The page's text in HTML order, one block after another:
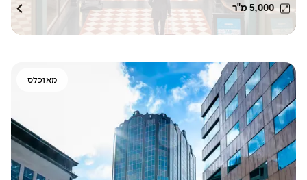
5,000 מ"ר
מאוכלס